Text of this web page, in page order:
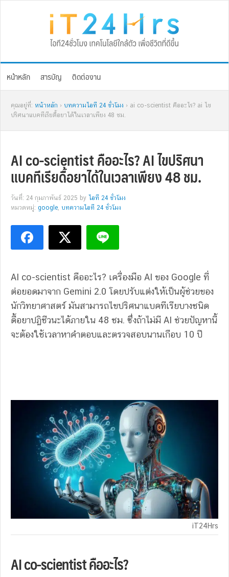
หน้าหลัก สารบัญ ติดต่องาน
คุณอยู่ที่: หน้าหลัก › บทความไอที 24 ชั่วโมง › ai co-scientist คืออะไร? ai ไข
ปริศนาแบคทีเรียดื้อยาได้ในเวลาเพียง 48 ชม.
AI co-scientist คืออะไร? AI ไขปริศนา
แบคทีเรียดื้อยาได้ในเวลาเพียง 48 ชม.
วันที่: 24 กุมภาพันธ์ 2025 by ไอที 24 ชั่วโมง
หมวดหมู่: google, บทความไอที 24 ชั่วโมง
AI co-scientist คืออะไร? เครื่องมือ AI ของ Google ที่
ต่อยอดมาจาก Gemini 2.0 โดยปรับแต่งให้เป็นผู้ช่วยของ
นักวิทยาศาสตร์มันสามารถไขปริศนาแบคทีเรียบางชนิด
ดื้อยาปฏิชีวนะได้ภายใน 48 ชม. ซึ่งถ้าไม่มี AI ช่วยปัญหานี้
จะต้องใช้เวลาหาคำตอบและตรวจสอบนานเกือบ 10 ปี
iT24Hrs
AI co-scientistคืออะไร?